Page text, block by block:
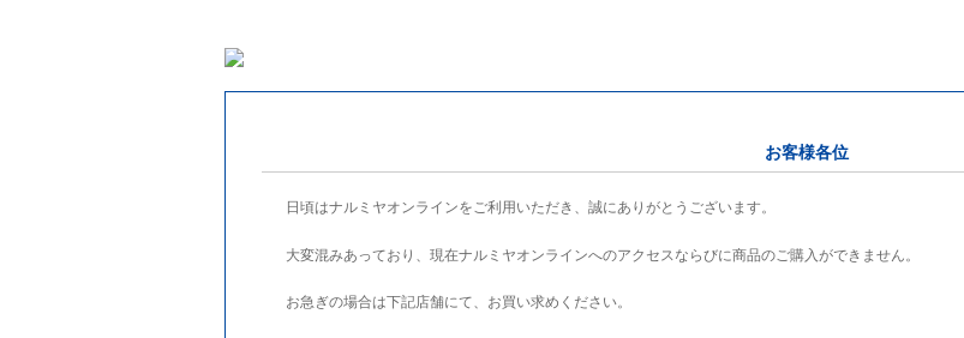
お客様各位
日頃はナルミヤオンラインをご利用いただき、誠にありがとうございます。
大変混みあっており、現在ナルミヤオンラインへのアクセスならびに商品のご購入ができません。
お急ぎの場合は下記店舗にて、お買い求めください。